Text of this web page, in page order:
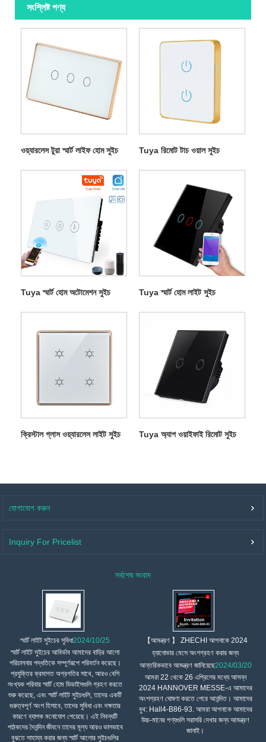
সংশ্লিষ্ট পণ্য
ওয়্যারলেস টুয়া স্মার্ট লাইফ হোম সুইচ Tuya রিমোট টাচ ওয়াল সুইচ
Tuya স্মার্ট হোম অটোমেশন সুইচ Tuya স্মার্ট হোম লাইট সুইচ
ক্রিস্টাল গ্লাস ওয়্যারলেস লাইট সুইচ Tuya অ্যাপ ওয়াইফাই রিমোট সুইচ
যোগাযোগ করুন
Inquiry For Pricelist
সর্বশেষ সংবাদ
স্মার্ট লাইট সুইচের সুবিধা2024/10/25
স্মার্ট লাইট সুইচের আবির্ভাব আমাদের বাড়ির আলো
পরিচালনার পদ্ধতিকে সম্পূর্ণরূপে পরিবর্তন করেছে।
প্রযুক্তির ক্রমাগত অগ্রগতির সাথে, আরও বেশি
সংখ্যক পরিবার স্মার্ট হোম ডিভাইসগুলি গ্রহণ করতে
শুরু করেছে, এবং স্মার্ট লাইট সুইচগুলি, তাদের একটি
গুরুত্বপূর্ণ অংশ হিসাবে, তাদের সুবিধা এবং দক্ষতার
কারণে ব্যাপক মনোযোগ পেয়েছে। এই নিবন্ধটি
পাঠকদের দৈনন্দিন জীবনে তাদের মূল্য আরও ভালভাবে
বুঝতে সাহায্য করার জন্য স্মার্ট আলোর সুইচগুলির
【আমন্ত্রণ 】 ZHECHI আপনাকে 2024
হ্যানোভার মেসে অংশগ্রহণ করার জন্য
আন্তরিকভাবে আমন্ত্রণ জানিয়েছে2024/03/20
আমরা 22 থেকে 26 এপ্রিলের মধ্যে আসন্ন
2024 HANNOVER MESSE-এ আমাদের
অংশগ্রহণ ঘোষণা করতে পেরে আনন্দিত। আমাদের
বুথ: Hall4-B86-93. আমরা আপনাকে আমাদের
উচ্চ-মানের পণ্যগুলি সরাসরি দেখার জন্য আমন্ত্রণ
জানাই।